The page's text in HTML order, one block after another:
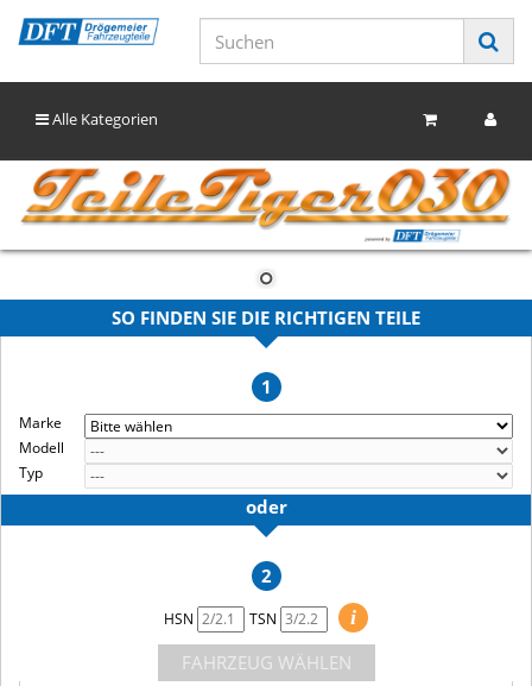
Alle Kategorien
SO FINDEN SIE DIE RICHTIGEN TEILE
1
Marke
Modell
Typ
oder
2
HSN TSN
i
FAHRZEUG WÄHLEN